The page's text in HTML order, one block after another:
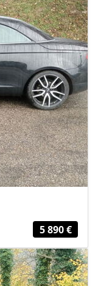
5 890 €